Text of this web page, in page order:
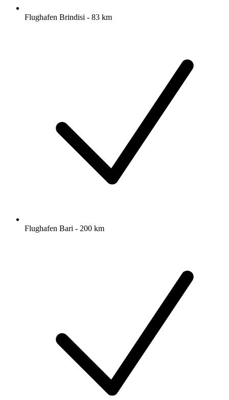
Flughafen Brindisi - 83 km
Flughafen Bari - 200 km